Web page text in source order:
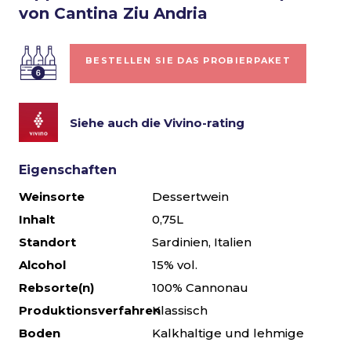
von Cantina Ziu Andria
BESTELLEN SIE DAS PROBIERPAKET
Siehe auch die Vivino-rating
Eigenschaften
Weinsorte
Dessertwein
Inhalt
0,75L
Standort
Sardinien, Italien
Alcohol
15% vol.
Rebsorte(n)
100% Cannonau
ProduktionsverfahrenKlassisch
Boden
Kalkhaltige und lehmige